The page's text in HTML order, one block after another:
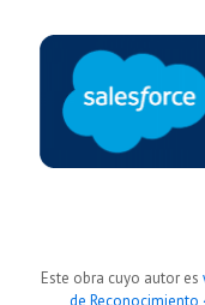
Este obra cuyo autor es
de Reconocimiento